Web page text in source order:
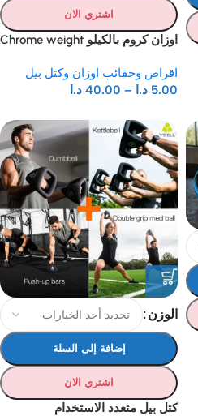
اشتري الان
اوزان كروم بالكيلو Chrome weight
اقراص وحقائب اوزان وكتل بيل
5.00 د.ا –
40.00 د.ا
الوزن
إضافة إلى السلة
اشتري الان
كتل بيل متعدد الاستخدام